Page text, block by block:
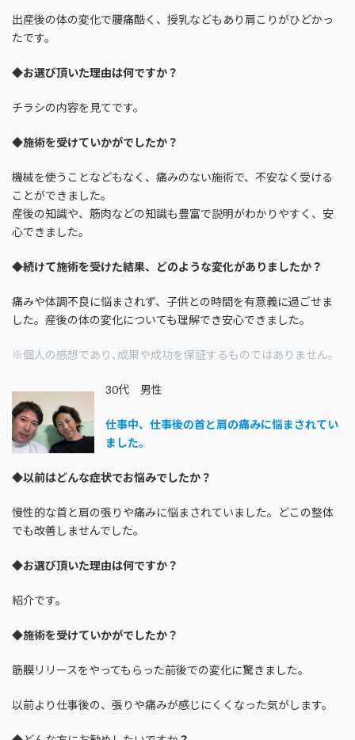
出産後の体の変化で腰痛酷く、授乳などもあり肩こりがひどかっ
たです。
◆お選び頂いた理由は何ですか？
チラシの内容を見てです。
◆施術を受けていかがでしたか？
機械を使うことなどもなく、痛みのない施術で、不安なく受ける
ことができました。
産後の知識や、筋肉などの知識も豊富で説明がわかりやすく、安
心できました。
◆続けて施術を受けた結果、どのような変化がありましたか？
痛みや体調不良に悩まされず、子供との時間を有意義に過ごせま
した。産後の体の変化についても理解でき安心できました。
※個人の感想であり､成果や成功を保証するものではありません｡
30代 男性
仕事中、仕事後の首と肩の痛みに悩まされてい
ました。
◆以前はどんな症状でお悩みでしたか？
慢性的な首と肩の張りや痛みに悩まされていました。どこの整体
でも改善しませんでした。
◆お選び頂いた理由は何ですか？
紹介です。
◆施術を受けていかがでしたか？
筋膜リリースをやってもらった前後での変化に驚きました。
以前より仕事後の、張りや痛みが感じにくくなった気がします。